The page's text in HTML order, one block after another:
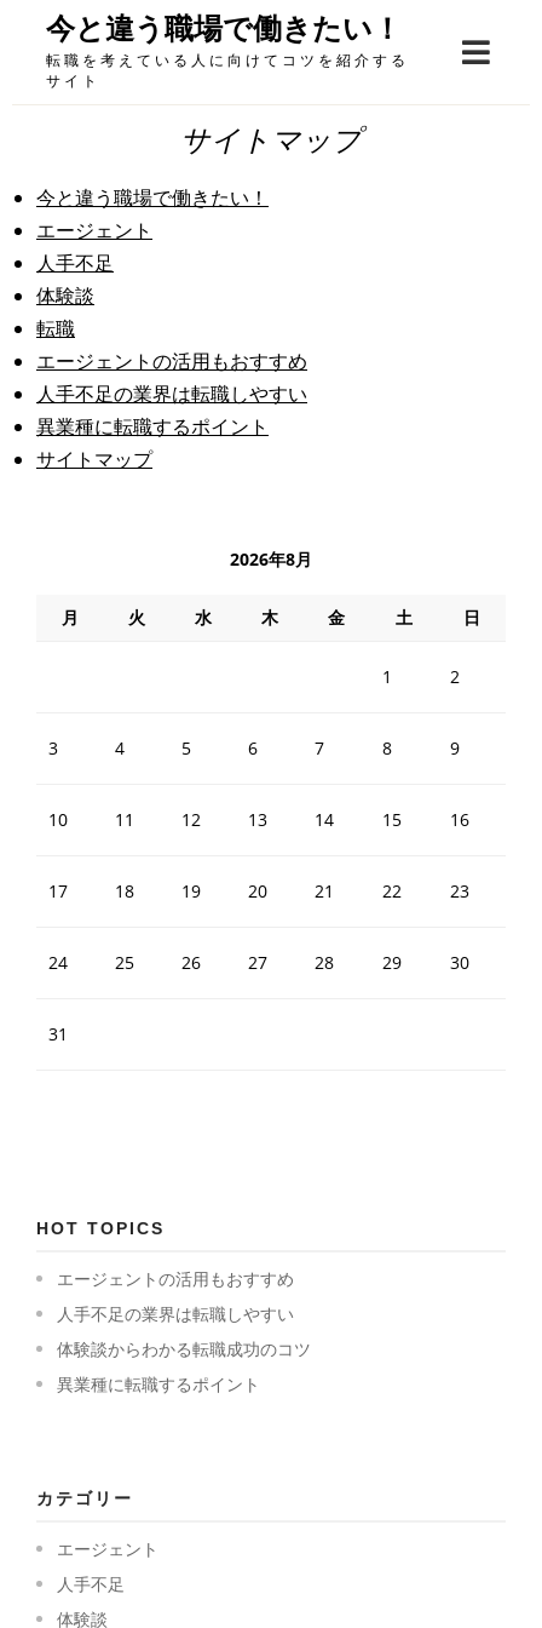
content
今と違う職場で働きたい！
転職を考えている人に向けてコツを紹介する
サイト
サイトマップ
今と違う職場で働きたい！
エージェント
人手不足
体験談
転職
エージェントの活用もおすすめ
人手不足の業界は転職しやすい
異業種に転職するポイント
サイトマップ
2026年8月
月 火 水 木 金 土 日
1 2
3 4 5 6 7 8 9
10 11 12 13 14 15 16
17 18 19 20 21 22 23
24 25 26 27 28 29 30
31
HOT TOPICS
エージェントの活用もおすすめ
人手不足の業界は転職しやすい
体験談からわかる転職成功のコツ
異業種に転職するポイント
カテゴリー
エージェント
人手不足
体験談